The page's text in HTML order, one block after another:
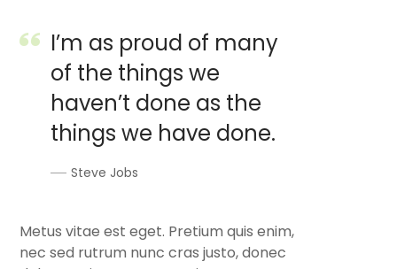
I’m as proud of many
of the things we
haven’t done as the
things we have done.
Steve Jobs
Metus vitae est eget. Pretium quis enim,
nec sed rutrum nunc cras justo, donec